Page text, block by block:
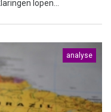
lopen...
analyse